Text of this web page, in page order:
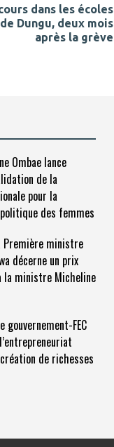
dans les écoles
Dungu, deux mois
après la grève
Ombae lance
de la
pour la
des femmes
Première ministre
décerne un prix
la ministre Micheline
gouvernement-FEC
de richesses